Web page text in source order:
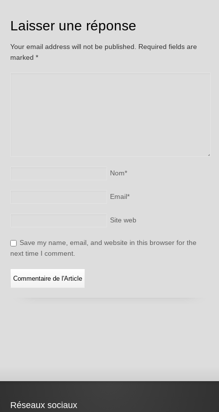
Laisser une réponse
Your email address will not be published. Required fields are
marked*
Nom*
Email*
Site web
Save my name, email, and website in this browser for the
next time I comment.
Réseaux sociaux